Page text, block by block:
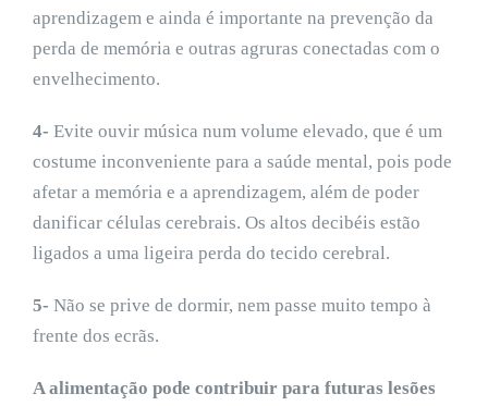
aprendizagem e ainda é importante na prevenção da
perda de memória e outras agruras conectadas com o
envelhecimento.
4- Evite ouvir música num volume elevado, que é um
costume inconveniente para a saúde mental, pois pode
afetar a memória e a aprendizagem, além de poder
danificar células cerebrais. Os altos decibéis estão
ligados a uma ligeira perda do tecido cerebral.
5- Não se prive de dormir, nem passe muito tempo à
frente dos ecrãs.
A alimentação pode contribuir para futuras lesões